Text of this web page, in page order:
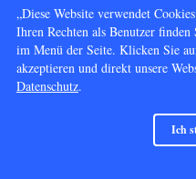
„Diese Website verwendet
Ihren Rechten als Benutzer
im Menü der Seite. Klicken Sie
akzeptieren und direkt unsere
Datenschutz.
Ich